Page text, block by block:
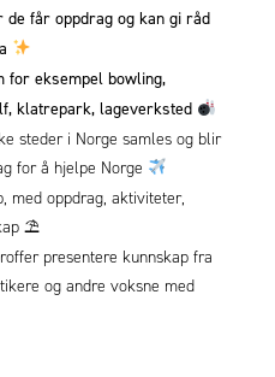
de får oppdrag og kan gi råd
for eksempel bowling,
klatrepark, lageverksted
steder i Norge samles og blir
for å hjelpe Norge
med oppdrag, aktiviteter,
⛱
presentere kunnskap fra
og andre voksne med